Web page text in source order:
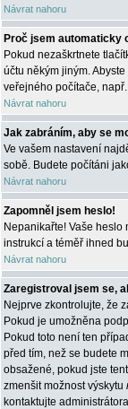
Návrat nahoru
Proč jsem automaticky
Pokud nezaškrtnete
účtu někým jiným.
veřejného počítače,
Návrat nahoru
Jak zabráním, aby se
Ve vašem nastavení
sobě. Budete počítáni
Návrat nahoru
Zapomněl jsem heslo!
Nepanikařte! Vaše
instrukcí a téměř ihned
Návrat nahoru
Zaregistroval jsem se,
Nejprve zkontrolujte, že
Pokud je umožněna
Pokud toto není ten
před tím, než se budete
obsažené, pokud jste
zmenšit možnost výskytu
kontaktujte